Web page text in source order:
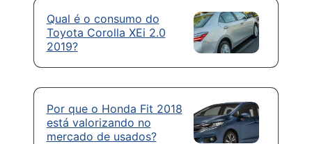
Qual é o consumo do
Toyota Corolla XEi 2.0
2019?
Por que o Honda Fit 2018
está valorizando no
mercado de usados?